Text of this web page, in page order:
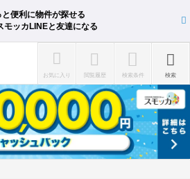
と便利に物件が探せる
モッカLINEと友達になる
お気に入り 閲覧履歴 検索条件 検索